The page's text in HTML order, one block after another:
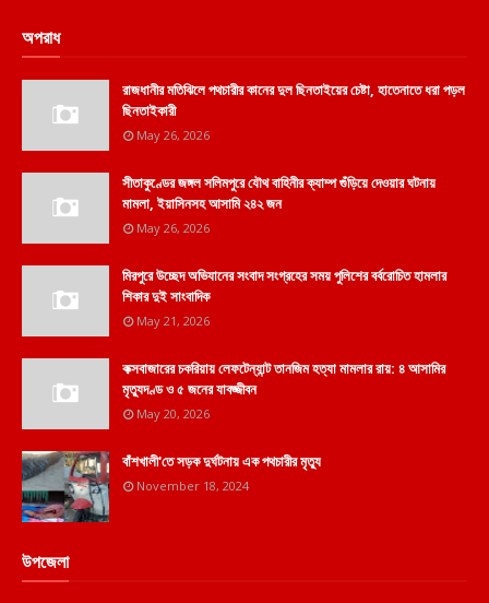
অপরাধ
রাজধানীর মতিঝিলে পথচারীর কানের দুল ছিনতাইয়ের চেষ্টা, হাতেনাতে ধরা পড়ল
ছিনতাইকারী
May 26, 2026
সীতাকুণ্ডের জঙ্গল সলিমপুরে যৌথ বাহিনীর ক্যাম্প গুঁড়িয়ে দেওয়ার ঘটনায়
মামলা, ইয়াসিনসহ আসামি ২৪২ জন
May 26, 2026
মিরপুরে উচ্ছেদ অভিযানের সংবাদ সংগ্রহের সময় পুলিশের বর্বরোচিত হামলার
শিকার দুই সাংবাদিক
May 21, 2026
কক্সবাজারের চকরিয়ায় লেফটেন্যান্ট তানজিম হত্যা মামলার রায়: ৪ আসামির
মৃত্যুদণ্ড ও ৫ জনের যাবজ্জীবন
May 20, 2026
বাঁশখালী'তে সড়ক দুর্ঘটনায় এক পথচারীর মৃত্যু
November 18, 2024
উপজেলা